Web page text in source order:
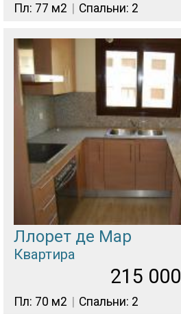
Пл: 77 м2 Спальни: 2
Ллорет де Мар
Квартира
215 000
Пл: 70 м2 Спальни: 2